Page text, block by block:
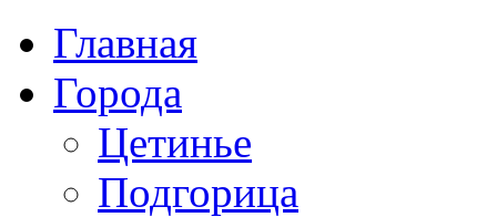
Главная
Города
Цетинье
Подгорица